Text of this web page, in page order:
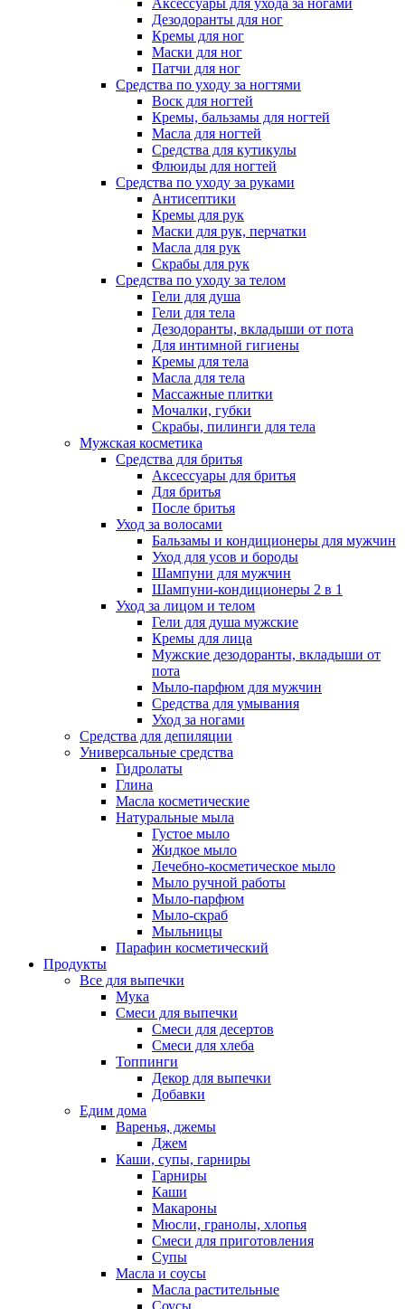
Аксессуары для ухода за ногами
Дезодоранты для ног
Кремы для ног
Маски для ног
Патчи для ног
Средства по уходу за ногтями
Воск для ногтей
Кремы, бальзамы для ногтей
Масла для ногтей
Средства для кутикулы
Флюиды для ногтей
Средства по уходу за руками
Антисептики
Кремы для рук
Маски для рук, перчатки
Масла для рук
Скрабы для рук
Средства по уходу за телом
Гели для душа
Гели для тела
Дезодоранты, вкладыши от пота
Для интимной гигиены
Кремы для тела
Масла для тела
Массажные плитки
Мочалки, губки
Скрабы, пилинги для тела
Мужская косметика
Средства для бритья
Аксессуары для бритья
Для бритья
После бритья
Уход за волосами
Бальзамы и кондиционеры для мужчин
Уход для усов и бороды
Шампуни для мужчин
Шампуни-кондиционеры 2 в 1
Уход за лицом и телом
Гели для душа мужские
Кремы для лица
Мужские дезодоранты, вкладыши от
пота
Мыло-парфюм для мужчин
Средства для умывания
Уход за ногами
Средства для депиляции
Универсальные средства
Гидролаты
Глина
Масла косметические
Натуральные мыла
Густое мыло
Жидкое мыло
Лечебно-косметическое мыло
Мыло ручной работы
Мыло-парфюм
Мыло-скраб
Мыльницы
Парафин косметический
Продукты
Все для выпечки
Мука
Смеси для выпечки
Смеси для десертов
Смеси для хлеба
Топпинги
Декор для выпечки
Добавки
Едим дома
Варенья, джемы
Джем
Каши, супы, гарниры
Гарниры
Каши
Макароны
Мюсли, гранолы, хлопья
Смеси для приготовления
Супы
Масла и соусы
Масла растительные
Соусы